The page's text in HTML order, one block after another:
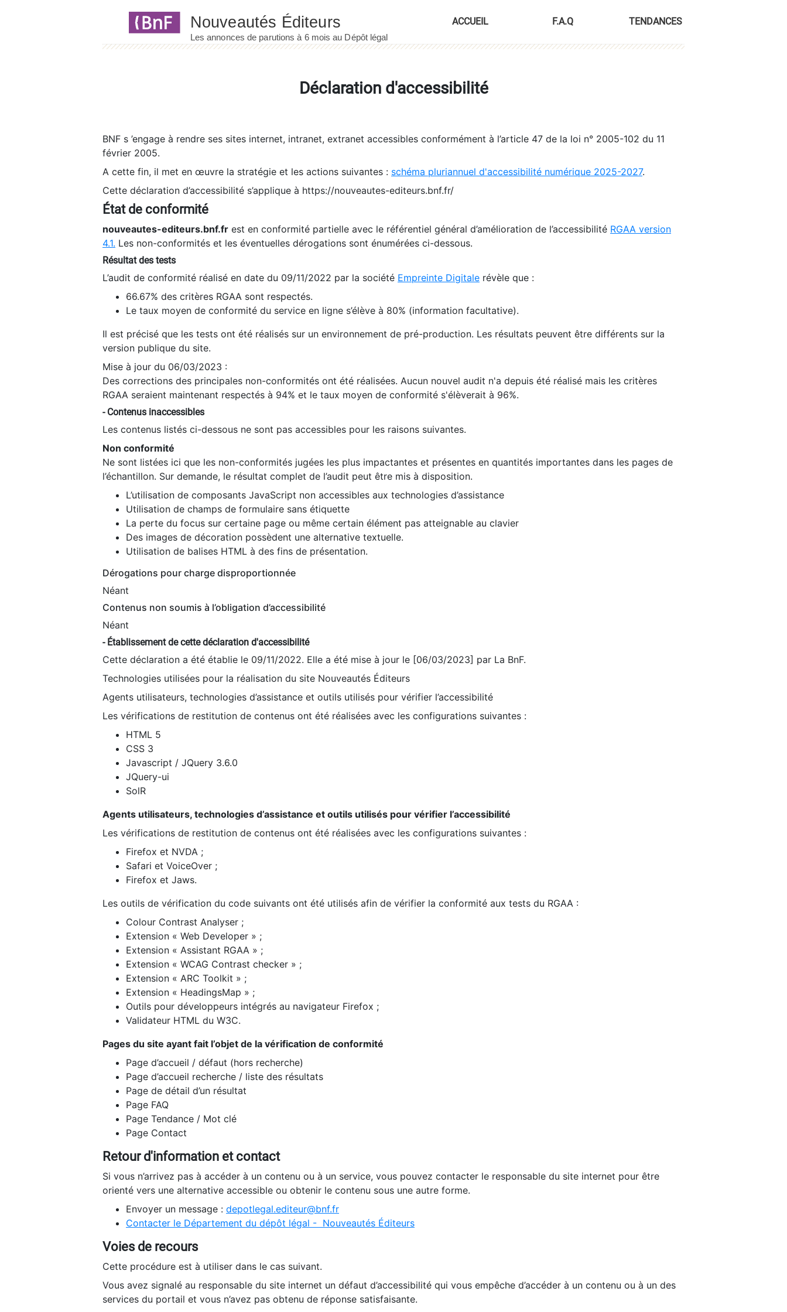
ACCUEIL F.A.Q TENDANCES
Déclaration d'accessibilité
BNF s ’engage à rendre ses sites internet, intranet, extranet accessibles conformément à l’article 47 de la loi n° 2005-102 du 11
février 2005.
A cette fin, il met en œuvre la stratégie et les actions suivantes : schéma pluriannuel d'accessibilité numérique 2025-2027.
Cette déclaration d’accessibilité s’applique à https://nouveautes-editeurs.bnf.fr/
État de conformité
nouveautes-editeurs.bnf.fr est en conformité partielle avec le référentiel général d’amélioration de l’accessibilité RGAA version
4.1. Les non-conformités et les éventuelles dérogations sont énumérées ci-dessous.
Résultat des tests
L’audit de conformité réalisé en date du 09/11/2022 par la société Empreinte Digitale révèle que :
66.67% des critères RGAA sont respectés.
Le taux moyen de conformité du service en ligne s’élève à 80% (information facultative).
Il est précisé que les tests ont été réalisés sur un environnement de pré-production. Les résultats peuvent être différents sur la
version publique du site.
Mise à jour du 06/03/2023 :
Des corrections des principales non-conformités ont été réalisées. Aucun nouvel audit n'a depuis été réalisé mais les critères
RGAA seraient maintenant respectés à 94% et le taux moyen de conformité s'élèverait à 96%.
- Contenus inaccessibles
Les contenus listés ci-dessous ne sont pas accessibles pour les raisons suivantes.
Non conformité
Ne sont listées ici que les non-conformités jugées les plus impactantes et présentes en quantités importantes dans les pages de
l’échantillon. Sur demande, le résultat complet de l’audit peut être mis à disposition.
L’utilisation de composants JavaScript non accessibles aux technologies d’assistance
Utilisation de champs de formulaire sans étiquette
La perte du focus sur certaine page ou même certain élément pas atteignable au clavier
Des images de décoration possèdent une alternative textuelle.
Utilisation de balises HTML à des fins de présentation.
Dérogations pour charge disproportionnée
Néant
Contenus non soumis à l’obligation d’accessibilité
Néant
- Établissement de cette déclaration d'accessibilité
Cette déclaration a été établie le 09/11/2022. Elle a été mise à jour le [06/03/2023] par La BnF.
Technologies utilisées pour la réalisation du site Nouveautés Éditeurs
Agents utilisateurs, technologies d’assistance et outils utilisés pour vérifier l’accessibilité
Les vérifications de restitution de contenus ont été réalisées avec les configurations suivantes :
HTML 5
CSS 3
Javascript / JQuery 3.6.0
JQuery-ui
SolR
Agents utilisateurs, technologies d’assistance et outils utilisés pour vérifier l’accessibilité
Les vérifications de restitution de contenus ont été réalisées avec les configurations suivantes :
Firefox et NVDA ;
Safari et VoiceOver ;
Firefox et Jaws.
Les outils de vérification du code suivants ont été utilisés afin de vérifier la conformité aux tests du RGAA :
Colour Contrast Analyser ;
Extension « Web Developer » ;
Extension « Assistant RGAA » ;
Extension « WCAG Contrast checker » ;
Extension « ARC Toolkit » ;
Extension « HeadingsMap » ;
Outils pour développeurs intégrés au navigateur Firefox ;
Validateur HTML du W3C.
Pages du site ayant fait l’objet de la vérification de conformité
Page d’accueil / défaut (hors recherche)
Page d’accueil recherche / liste des résultats
Page de détail d’un résultat
Page FAQ
Page Tendance / Mot clé
Page Contact
Retour d'information et contact
Si vous n’arrivez pas à accéder à un contenu ou à un service, vous pouvez contacter le responsable du site internet pour être
orienté vers une alternative accessible ou obtenir le contenu sous une autre forme.
Envoyer un message : depotlegal.editeur@bnf.fr
Contacter le Département du dépôt légal - Nouveautés Éditeurs
Voies de recours
Cette procédure est à utiliser dans le cas suivant.
Vous avez signalé au responsable du site internet un défaut d’accessibilité qui vous empêche d’accéder à un contenu ou à un des
services du portail et vous n’avez pas obtenu de réponse satisfaisante.